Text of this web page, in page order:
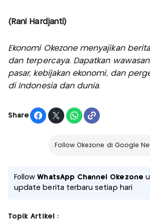
(Rani Hardjanti)
Ekonomi Okezone menyajikan
dan terpercaya. Dapatkan
pasar, kebijakan ekonomi, dan
di Indonesia dan dunia.
Share
Follow Okezone di Google
FollowWhatsApp Channel Okezone
update berita terbaru setiap hari
Topik Artikel :